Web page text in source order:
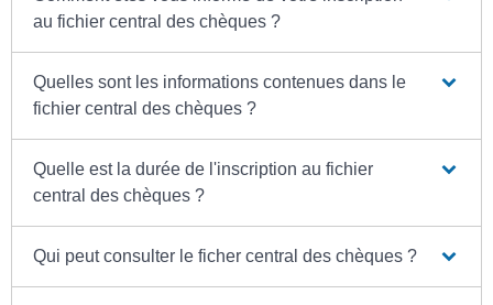
au fichier central des chèques ?
Quelles sont les informations contenues dans le
fichier central des chèques ?
Quelle est la durée de l'inscription au fichier
central des chèques ?
Qui peut consulter le ficher central des chèques ?